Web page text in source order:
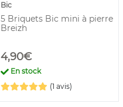
Bic
5 Briquets Bic mini à pierre
Breizh
4,90€
En stock
(1 avis)